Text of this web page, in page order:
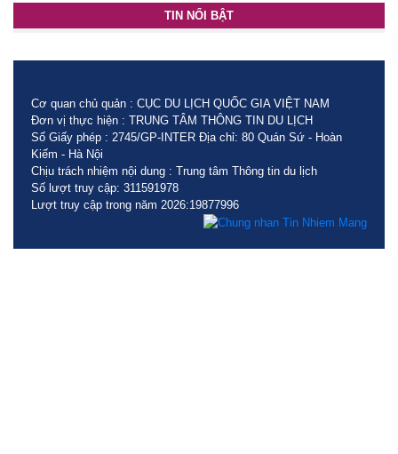
TIN NỔI BẬT
Cơ quan chủ quản : CỤC DU LỊCH QUỐC GIA VIỆT NAM
Đơn vị thực hiện : TRUNG TÂM THÔNG TIN DU LỊCH
Số Giấy phép : 2745/GP-INTER Địa chỉ: 80 Quán Sứ - Hoàn
Kiếm - Hà Nội
Chịu trách nhiệm nội dung : Trung tâm Thông tin du lịch
Số lượt truy cập: 311591978
Lượt truy cập trong năm 2026:19877996